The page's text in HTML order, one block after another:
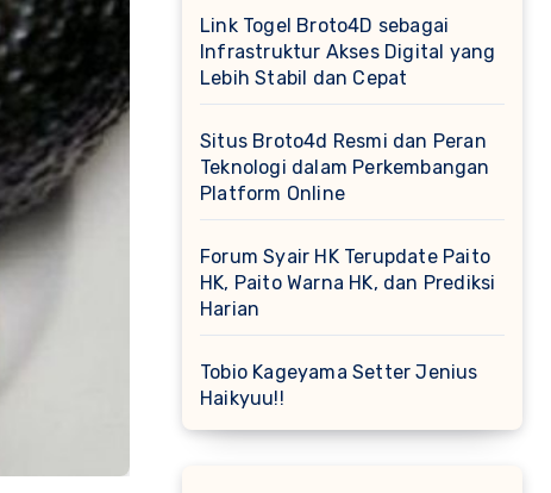
Link Togel Broto4D sebagai
Infrastruktur Akses Digital yang
Lebih Stabil dan Cepat
Situs Broto4d Resmi dan Peran
Teknologi dalam Perkembangan
Platform Online
Forum Syair HK Terupdate Paito
HK, Paito Warna HK, dan Prediksi
Harian
Tobio Kageyama Setter Jenius
Haikyuu!!